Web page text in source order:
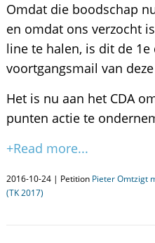
Omdat die boodschap
en omdat ons verzocht
line te halen, is dit de
voortgangsmail van
Het is nu aan het CDA
punten actie te
+Read more...
2016-10-24 | Petition Pieter Omtzigt
(TK 2017)